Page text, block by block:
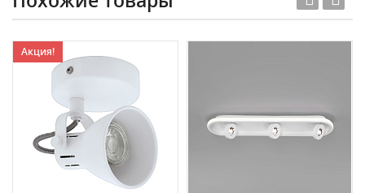
Акция!